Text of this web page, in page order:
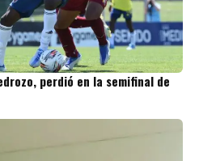
perdió en la semifinal de